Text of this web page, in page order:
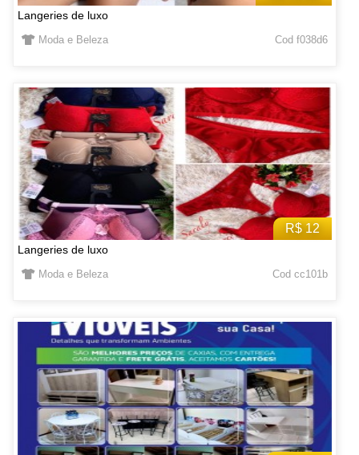
Langeries de luxo
Moda e Beleza Cod f038d6
R$ 12
Langeries de luxo
Moda e Beleza Cod cc101b